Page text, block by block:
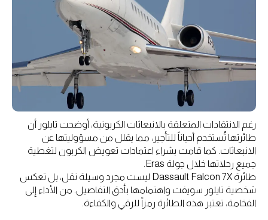
رغم الانتقادات المتعلقة بالانبعاثات الكربونية، أوضحت تايلور أن
طائرتها تُستخدم أحياناً للتأجير، مما يقلل من مسؤوليتها عن
الانبعاثات. كما قامت بشراء اعتمادات تعويض الكربون لتغطية
جميع رحلاتها خلال جولة Eras.
طائرة Dassault Falcon 7X ليست مجرد وسيلة نقل، بل تعكس
شخصية تايلور سويفت واهتمامها بأدق التفاصيل. من الأداء إلى
الفخامة، تعتبر هذه الطائرة رمزاً للرقي والكفاءة.